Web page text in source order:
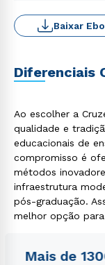
Baixar
Diferenciais
Ao escolher a
qualidade e
educacionais de
compromisso é
métodos
infraestrutura
pós-graduação.
melhor opção
Mais de
Rápido